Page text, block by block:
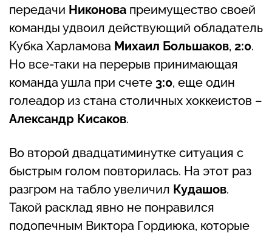
передачи Никонова преимущество своей
команды удвоил действующий обладатель
Кубка Харламова Михаил Большаков, 2:0.
Но все-таки на перерыв принимающая
команда ушла при счете 3:0, еще один
голеадор из стана столичных хоккеистов –
Александр Кисаков.
Во второй двадцатиминутке ситуация с
быстрым голом повторилась. На этот раз
разгром на табло увеличил Кудашов.
Такой расклад явно не понравился
подопечным Виктора Гордиюка, которые